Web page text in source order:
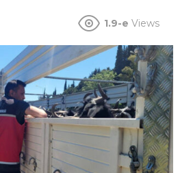
1.9-e Views